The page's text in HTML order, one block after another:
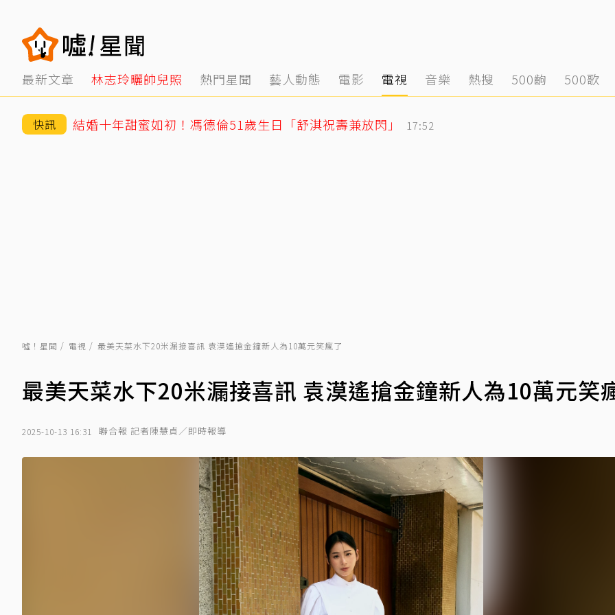
最新文章 林志玲曬帥兒照 熱門星聞 藝人動態 電影 電視 音樂 熱搜 500齣 500歌
快訊 結婚十年甜蜜如初！馮德倫51歲生日「舒淇祝壽兼放閃」 17:52
噓！星聞 電視 最美天菜水下20米漏接喜訊 袁漠遙搶金鐘新人為10萬元笑瘋了
最美天菜水下20米漏接喜訊 袁漠遙搶金鐘新人為10萬元笑
2025-10-13 16:31 聯合報 記者陳慧貞／即時報導